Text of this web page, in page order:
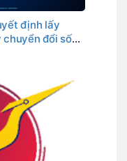
định lấy
chuyển đổi số
Chính phủ